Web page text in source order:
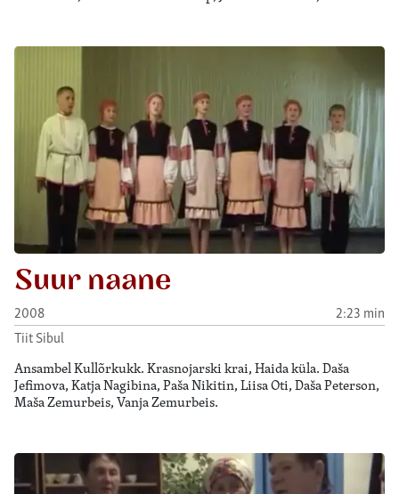
Suur naane
2008
2:23 min
Tiit Sibul
Ansambel Kullõrkukk. Krasnojarski krai, Haida küla. Daša
Jefimova, Katja Nagibina, Paša Nikitin, Liisa Oti, Daša Peterson,
Maša Zemurbeis, Vanja Zemurbeis.